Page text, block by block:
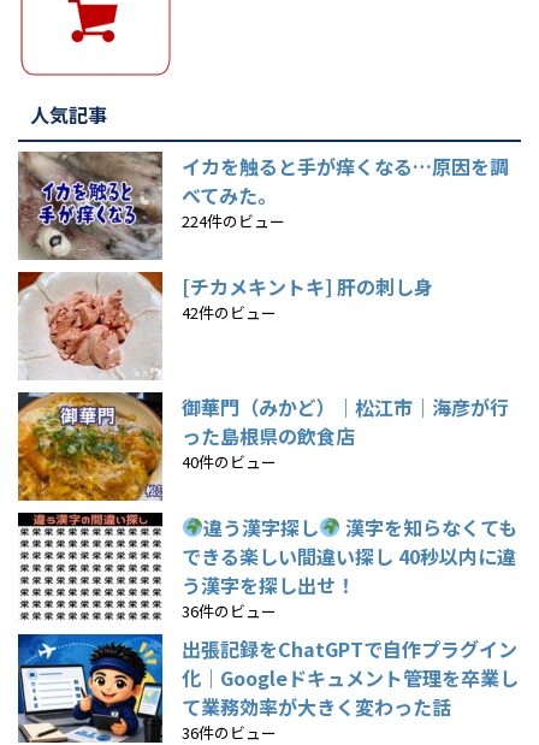
人気記事
イカを触ると手が痒くなる…原因を調
べてみた。
224件のビュー
[チカメキントキ] 肝の刺し身
42件のビュー
御華門（みかど）｜松江市｜海彦が行
った島根県の飲食店
40件のビュー
違う漢字探し
漢字を知らなくても
できる楽しい間違い探し 40秒以内に違
う漢字を探し出せ！
36件のビュー
出張記録をChatGPTで自作プラグイン
化｜Googleドキュメント管理を卒業し
て業務効率が大きく変わった話
36件のビュー